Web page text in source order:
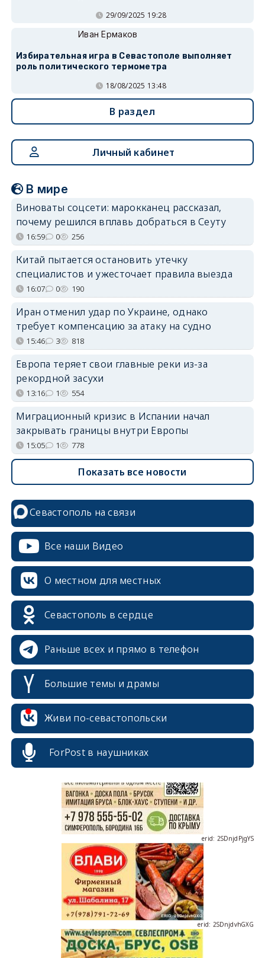
29/09/2025 19:28
Иван Ермаков
Избирательная игра в Севастополе выполняет
роль политического термометра
18/08/2025 13:48
В раздел
Личный кабинет
В мире
Виноваты соцсети: марокканец рассказал,
почему решился вплавь добраться в Сеуту
16:59 0 256
Китай пытается остановить утечку
специалистов и ужесточает правила выезда
16:07 0 190
Иран отменил удар по Украине, однако
требует компенсацию за атаку на судно
15:46 3 818
Европа теряет свои главные реки из-за
рекордной засухи
13:16 1 554
Миграционный кризис в Испании начал
закрывать границы внутри Европы
15:05 1 778
Показать все новости
Севастополь на связи
Все наши Видео
О местном для местных
Севастополь в сердце
Раньше всех и прямо в телефон
Большие темы и драмы
Живи по-севастопольски
ForPost в наушниках
erid: 2SDnjdvhGXG